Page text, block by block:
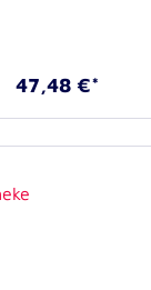
47,48 €*